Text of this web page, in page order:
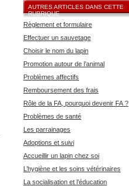
AUTRES ARTICLES DANS CETTE
RUBRIQUE
Règlement et formulaire
Effectuer un sauvetage
Choisir le nom du lapin
Promotion autour de l’animal
Problèmes affectifs
Remboursement des frais
Rôle de la FA, pourquoi devenir FA ?
Problèmes de santé
Les parrainages
Adoptions et suivi
Accueillir un lapin chez soi
L’hygiène et les soins vétérinaires
La socialisation et l’éducation